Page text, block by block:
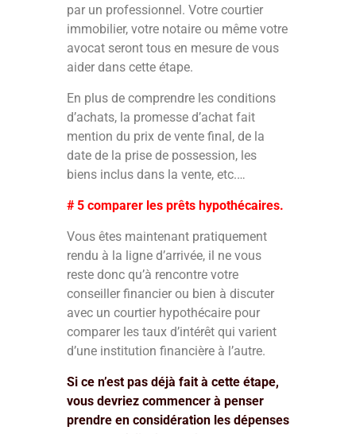
par un professionnel. Votre courtier
immobilier, votre notaire ou même votre
avocat seront tous en mesure de vous
aider dans cette étape.
En plus de comprendre les conditions
d’achats, la promesse d’achat fait
mention du prix de vente final, de la
date de la prise de possession, les
biens inclus dans la vente, etc.…
# 5 comparer les prêts hypothécaires.
Vous êtes maintenant pratiquement
rendu à la ligne d’arrivée, il ne vous
reste donc qu’à rencontre votre
conseiller financier ou bien à discuter
avec un courtier hypothécaire pour
comparer les taux d’intérêt qui varient
d’une institution financière à l’autre.
Si ce n’est pas déjà fait à cette étape,
vous devriez commencer à penser
prendre en considération les dépenses